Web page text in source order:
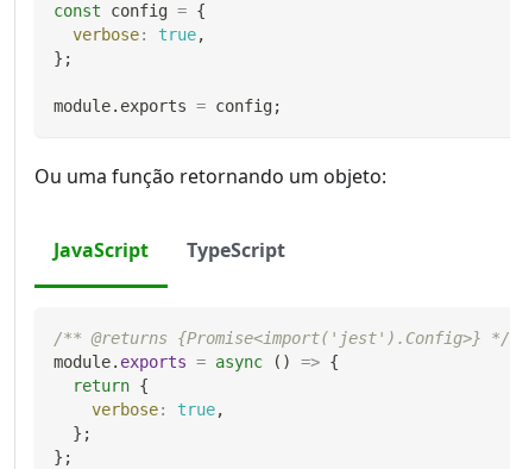
const config = {
verbose: true,
} ;
module. exports = config;
Ou uma função retornando um objeto:
JavaScript TypeScript
/** @returns {Promise<import('jest').Config>} */
module. exports = async ( ) => {
return {
verbose: true,
} ;
} ;